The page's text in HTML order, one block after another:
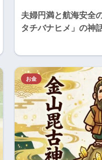
夫婦円満と航海安全
タチバナヒメ」の神
お金